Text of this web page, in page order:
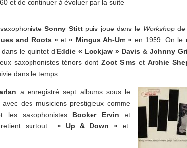
et de continuer à évoluer par la suite.
Sonny Stittpuis joue dans le Workshopde
and Roots »et« Mingus Ah-Um » en 1959. On le
le quintet d’Eddie « Lockjaw » Davis & Johnny
saxophonistes ténors dont Zoot Sims etArchie
dans le temps.
a enregistré sept albums sous le
avec des musiciens prestigieux comme
les saxophonistes Booker Ervin et
surtout « Up & Down »et